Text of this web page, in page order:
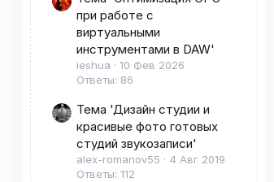
при работе с
виртуальными
инструментами в DAW'
ieshua
10 Фев 2026
Ответы: 86
Тема 'Дизайн студии и
красивые фото готовых
студий звукозаписи'
alex-romanov55
4 Авг 2019
Ответы: 112